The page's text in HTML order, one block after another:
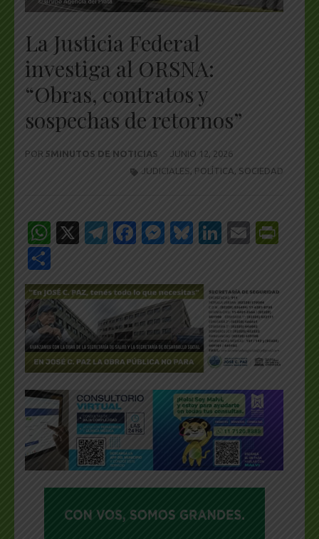
La Justicia Federal
investiga al ORSNA:
“Obras, contratos y
sospechas de retornos”
POR 5MINUTOS DE NOTICIAS
JUNIO 12, 2026
JUDICIALES , POLÍTICA, SOCIEDAD
WhatsApp
X Telegram
Facebook
Messenger
Bluesky
LinkedIn
Email